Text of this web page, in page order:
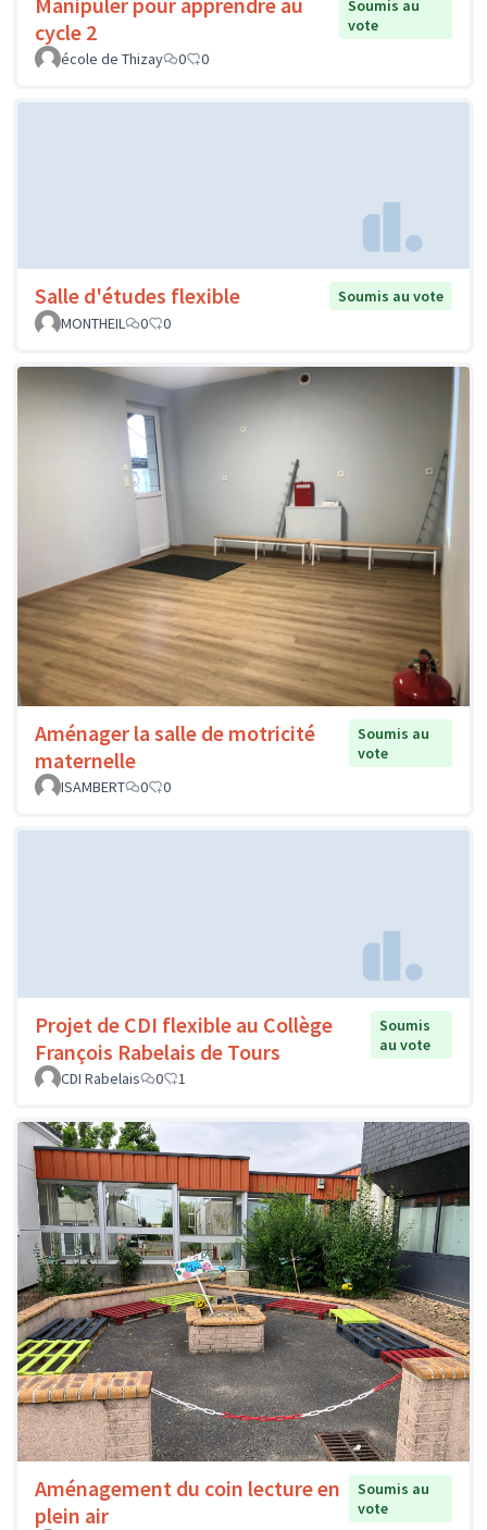
cycle 2
Soumis au
vote
école de Thizay
0 0
Salle d'études flexible
Soumis au vote
MONTHEIL
0 0
Aménager la salle de motricité
maternelle
Soumis au
vote
ISAMBERT
0 0
Projet de CDI flexible au Collège
François Rabelais de Tours
Soumis
au vote
CDI Rabelais
0 1
Aménagement du coin lecture en
plein air
Soumis au
vote